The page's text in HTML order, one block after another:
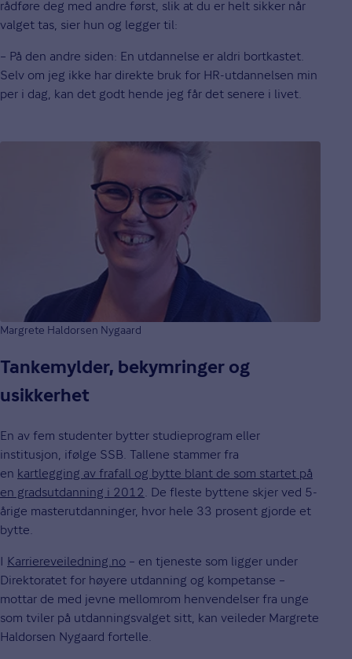
rådføre deg med andre først, slik at du er helt sikker når
valget tas, sier hun og legger til:
– På den andre siden: En utdannelse er aldri bortkastet.
Selv om jeg ikke har direkte bruk for HR-utdannelsen min
per i dag, kan det godt hende jeg får det senere i livet.
Margrete Haldorsen Nygaard
Tankemylder, bekymringer og
usikkerhet
En av fem studenter bytter studieprogram eller
institusjon, ifølge SSB. Tallene stammer fra
en kartlegging av frafall og bytte blant de som startet på
en gradsutdanning i 2012 . De fleste byttene skjer ved 5-
årige masterutdanninger, hvor hele 33 prosent gjorde et
bytte.
I Karriereveiledning.no – en tjeneste som ligger under
Direktoratet for høyere utdanning og kompetanse –
mottar de med jevne mellomrom henvendelser fra unge
som tviler på utdanningsvalget sitt, kan veileder Margrete
Haldorsen Nygaard fortelle.